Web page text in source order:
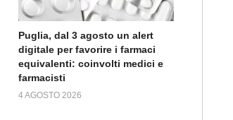
Puglia, dal 3 agosto un alert
digitale per favorire i farmaci
equivalenti: coinvolti medici e
farmacisti
4 AGOSTO 2026